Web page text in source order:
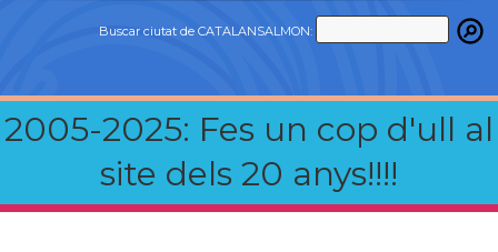
Buscar ciutat de CATALANSALMON:
2005-2025: Fes un cop d'ull al
site dels 20 anys!!!!